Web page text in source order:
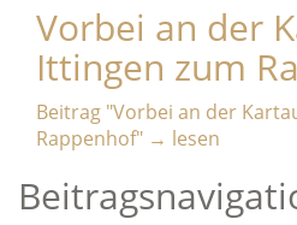
Vorbei an der
Ittingen zum
Beitrag "Vorbei an der
Rappenhof" → lesen